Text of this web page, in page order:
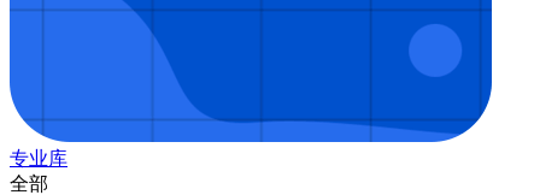
专业库
全部